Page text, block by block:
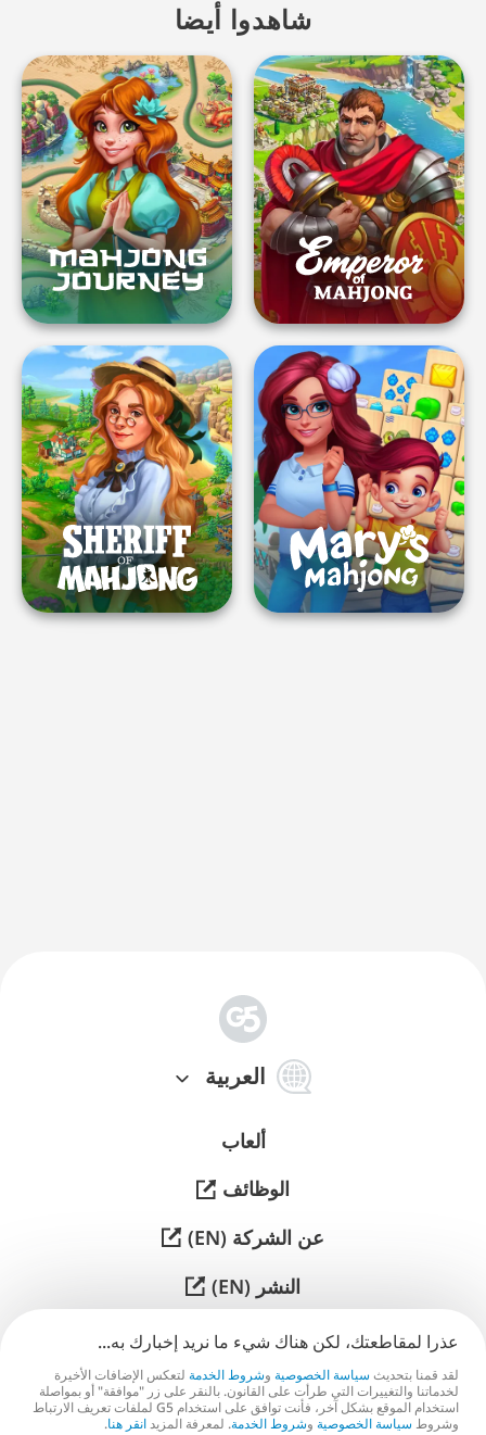
شاهدوا أيضا
العربية
体
中
ألعاب
الوظائف
عن الشركة (EN)
النشر (EN)
الدعم
تواصل معنا (EN)
عذرا لمقاطعتك، لكن هناك شيء ما نريد إخبارك به...
لقد قمنا بتحديث سياسة الخصوصية وشروط الخدمة لتعكس الإضافات الأخيرة
لخدماتنا والتغييرات التي طرأت على القانون. بالنقر على زر "موافقة" أو بمواصلة
استخدام الموقع بشكل آخر، فأنت توافق على استخدام G5 لملفات تعريف الارتباط
وشروط سياسة الخصوصية وشروط الخدمة. لمعرفة المزيدانقر هنا.